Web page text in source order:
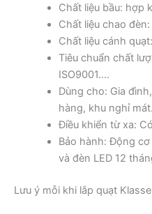
Chất liệu bầu: hợp
Chất liệu chao
Chất liệu cánh
Tiêu chuẩn chất
ISO9001….
Dùng cho: Gia
hàng, khu nghỉ
Điều khiển từ xa: Có
Bảo hành: Động
và đèn LED 12
Lưu ý mỗi khi lắp quạt Klasse